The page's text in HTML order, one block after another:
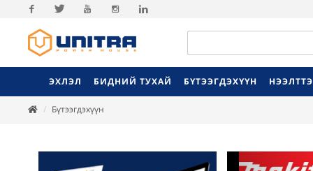
Facebook
ЭХЛЭЛ БИДНИЙ ТУХАЙ БҮТЭЭГДЭХҮҮН
Бүтээгдэхүүн